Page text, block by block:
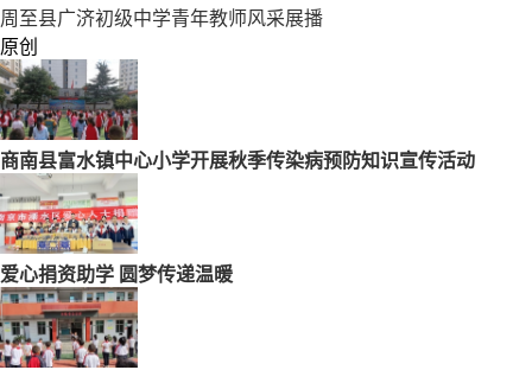
周至县广济初级中学青年教师风采展播
原创
商南县富水镇中心小学开展秋季传染病预防知识宣传活动
爱心捐资助学 圆梦传递温暖